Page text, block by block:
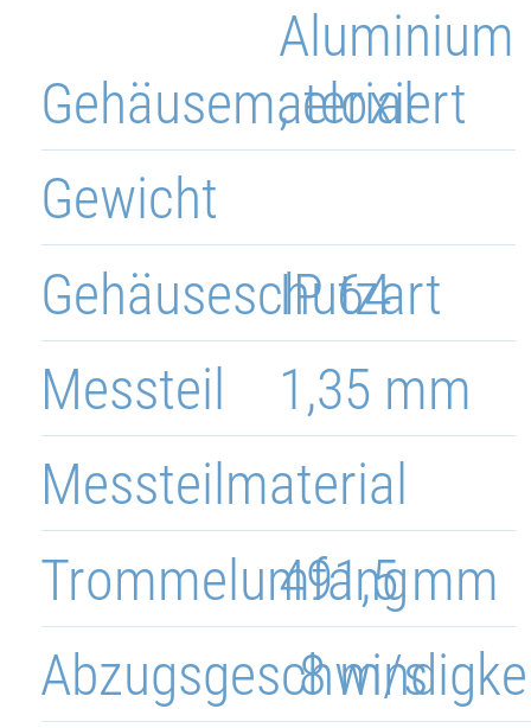
Aluminium
, eloxiert
Gehäusematerial
Gewicht
IP 64
Gehäuseschutzart
Messteilmaterial
491,5 mm
Trommelumfang
8 m/s
1,35 mm
Messteil